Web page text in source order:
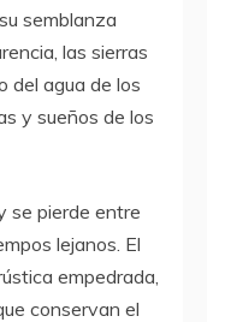
semblanza
las sierras
del agua de los
y sueños de los
se pierde entre
lejanos. El
empedrada,
conservan el